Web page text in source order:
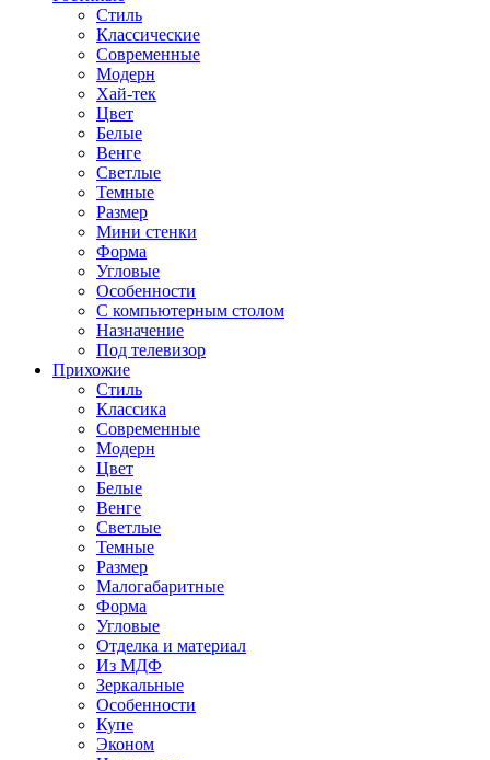
Стиль
Классические
Современные
Модерн
Хай-тек
Цвет
Белые
Венге
Светлые
Темные
Размер
Мини стенки
Форма
Угловые
Особенности
С компьютерным столом
Назначение
Под телевизор
Прихожие
Стиль
Классика
Современные
Модерн
Цвет
Белые
Венге
Светлые
Темные
Размер
Малогабаритные
Форма
Угловые
Отделка и материал
Из МДФ
Зеркальные
Особенности
Купе
Эконом